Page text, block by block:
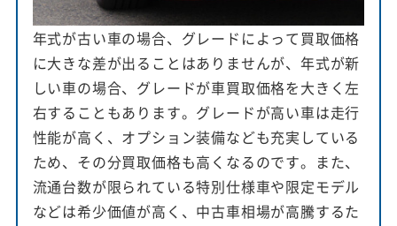
年式が古い車の場合、グレードによって買取価格
に大きな差が出ることはありませんが、年式が新
しい車の場合、グレードが車買取価格を大きく左
右することもあります。グレードが高い車は走行
性能が高く、オプション装備なども充実している
ため、その分買取価格も高くなるのです。また、
流通台数が限られている特別仕様車や限定モデル
などは希少価値が高く、中古車相場が高騰するた